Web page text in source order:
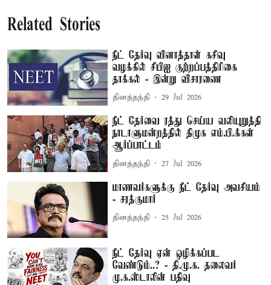
Related Stories
நீட் தேர்வு வினாத்தாள் கசிவு
வழக்கில் சிபிஐ குற்றப்பத்திரிகை
தாக்கல் - இன்று விசாரணை
தினத்தந்தி 29 Jul 2026
நீட் தேர்வை ரத்து செய்ய வலியுறுத்தி
நாடாளுமன்றத்தில் திமுக எம்.பி.க்கள்
ஆர்ப்பாட்டம்
தினத்தந்தி 27 Jul 2026
மாணவர்களுக்கு நீட் தேர்வு அவசியம்
- சரத்குமார்
தினத்தந்தி 25 Jul 2026
நீட் தேர்வு ஏன் ஒழிக்கப்பட
வேண்டும்..? - தி.மு.க. தலைவர்
மு.க.ஸ்டாலின் பதிவு